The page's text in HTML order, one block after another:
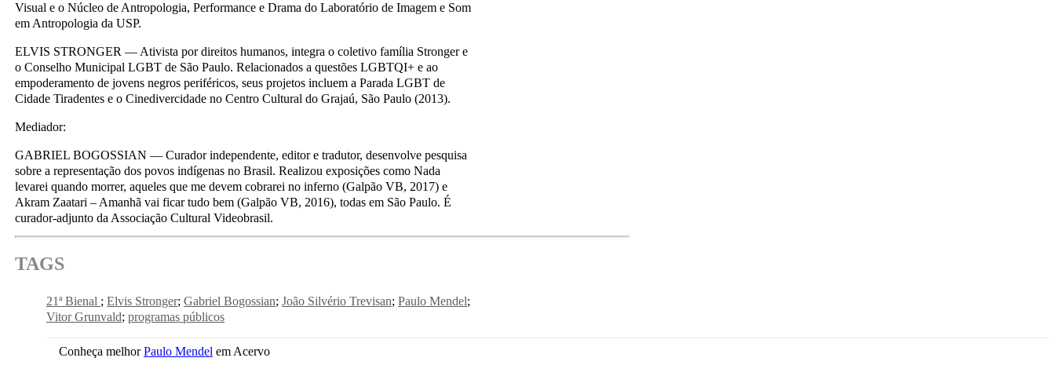
Visual e o Núcleo de Antropologia, Performance e Drama do Laboratório de Imagem e Som
em Antropologia da USP.
ELVIS STRONGER — Ativista por direitos humanos, integra o coletivo família Stronger e
o Conselho Municipal LGBT de São Paulo. Relacionados a questões LGBTQI+ e ao
empoderamento de jovens negros periféricos, seus projetos incluem a Parada LGBT de
Cidade Tiradentes e o Cinedivercidade no Centro Cultural do Grajaú, São Paulo (2013).
Mediador:
GABRIEL BOGOSSIAN — Curador independente, editor e tradutor, desenvolve pesquisa
sobre a representação dos povos indígenas no Brasil. Realizou exposições como Nada
levarei quando morrer, aqueles que me devem cobrarei no inferno (Galpão VB, 2017) e
Akram Zaatari – Amanhã vai ficar tudo bem (Galpão VB, 2016), todas em São Paulo. É
curador-adjunto da Associação Cultural Videobrasil.
TAGS
21ª Bienal Elvis Stronger Gabriel Bogossian João Silvério Trevisan Paulo Mendel
Vitor Grunvald programas públicos
Conheça melhorPaulo Mendel em Acervo